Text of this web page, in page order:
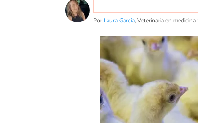
PorLaura García, Veterinaria en medicina